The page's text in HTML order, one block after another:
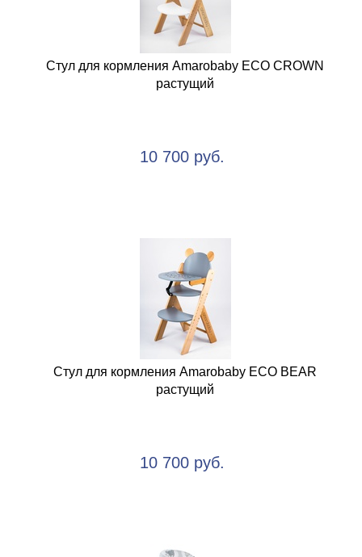
Стул для кормления Amarobaby ECO CROWN
растущий
10 700 руб.
Стул для кормления Amarobaby ECO BEAR
растущий
10 700 руб.